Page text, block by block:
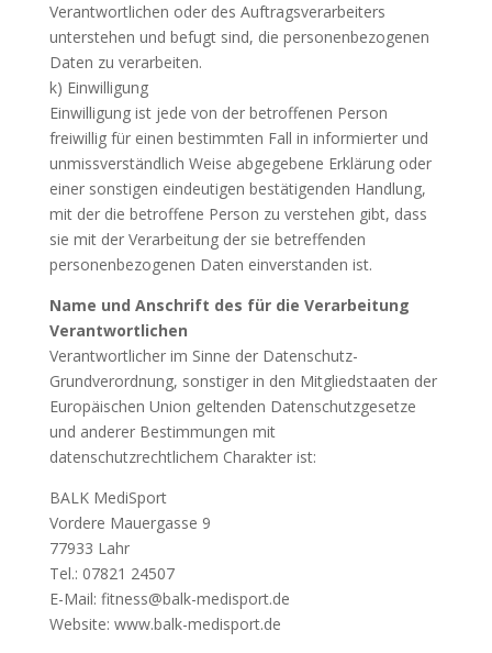
Verantwortlichen oder des Auftragsverarbeiters
unterstehen und befugt sind, die personenbezogenen
Daten zu verarbeiten.
k) Einwilligung
Einwilligung ist jede von der betroffenen Person
freiwillig für einen bestimmten Fall in informierter und
unmissverständlich Weise abgegebene Erklärung oder
einer sonstigen eindeutigen bestätigenden Handlung,
mit der die betroffene Person zu verstehen gibt, dass
sie mit der Verarbeitung der sie betreffenden
personenbezogenen Daten einverstanden ist.
Name und Anschrift des für die Verarbeitung
Verantwortlichen
Verantwortlicher im Sinne der Datenschutz-
Grundverordnung, sonstiger in den Mitgliedstaaten der
Europäischen Union geltenden Datenschutzgesetze
und anderer Bestimmungen mit
datenschutzrechtlichem Charakter ist:
BALK MediSport
Vordere Mauergasse 9
77933 Lahr
Tel.: 07821 24507
E-Mail: fitness@balk-medisport.de
Website: www.balk-medisport.de